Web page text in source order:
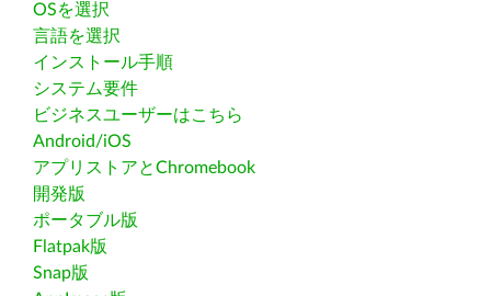
OSを選択
言語を選択
インストール手順
システム要件
ビジネスユーザーはこちら
Android/iOS
アプリストアとChromebook
開発版
ポータブル版
Flatpak版
Snap版